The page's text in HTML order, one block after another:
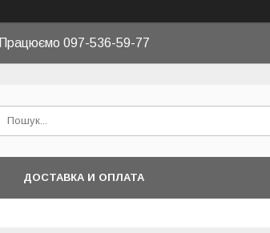
Працюємо 097-536-59-77
ДОСТАВКА И ОПЛАТА